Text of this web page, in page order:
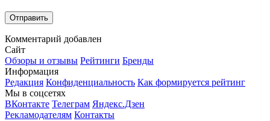
Комментарий добавлен
Сайт
Обзоры и отзывы Рейтинги Бренды
Информация
Редакция Конфиденциальность Как формируется рейтинг
Мы в соцсетях
ВКонтакте Телеграм Яндекс.Дзен
Рекламодателям Контакты